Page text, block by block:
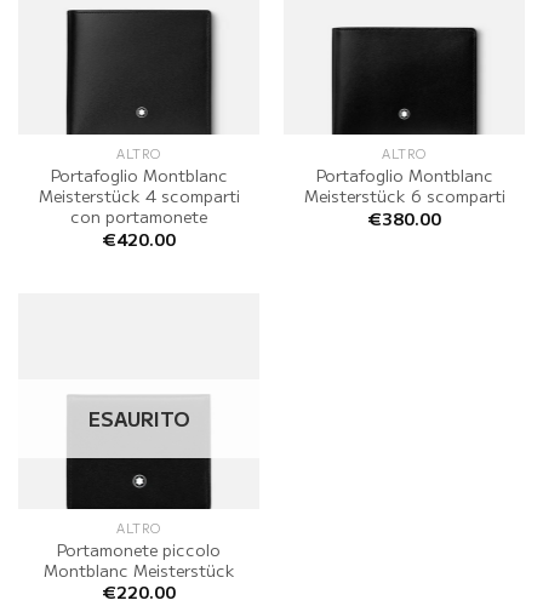
ALTRO
Portafoglio Montblanc
Meisterstück 4 scomparti
con portamonete
€420.00
ALTRO
Portafoglio Montblanc
Meisterstück 6 scomparti
€380.00
ESAURITO
ALTRO
Portamonete piccolo
Montblanc Meisterstück
€220.00